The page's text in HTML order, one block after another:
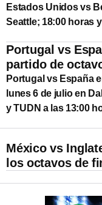
Estados Unidos vs
Seattle; 18:00 horas
Portugal vs
partido de
Portugal vs España
lunes 6 de julio en
y TUDN a las 13:00
México vs
los octavos de